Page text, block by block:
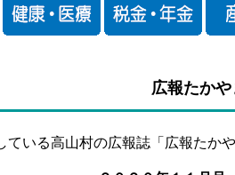
広報たかや
ている高山村の広報誌「広報たか